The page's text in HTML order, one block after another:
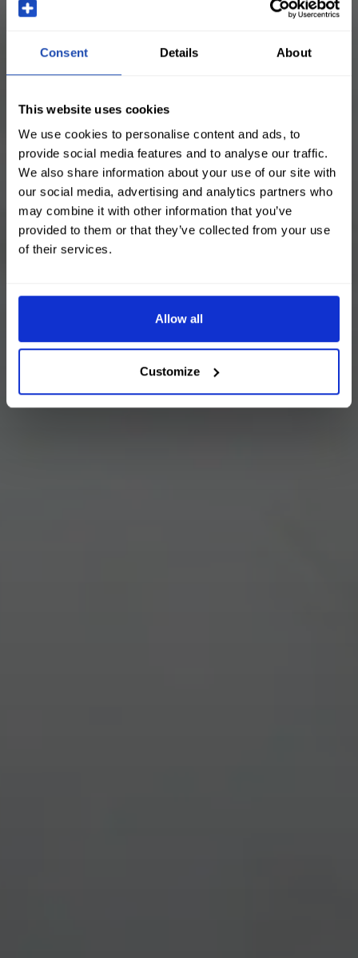
Consent Details About
This website uses cookies
We use cookies to personalise content and ads, to
provide social media features and to analyse our traffic.
We also share information about your use of our site with
our social media, advertising and analytics partners who
may combine it with other information that you’ve
provided to them or that they’ve collected from your use
of their services.
Allow all
Customize